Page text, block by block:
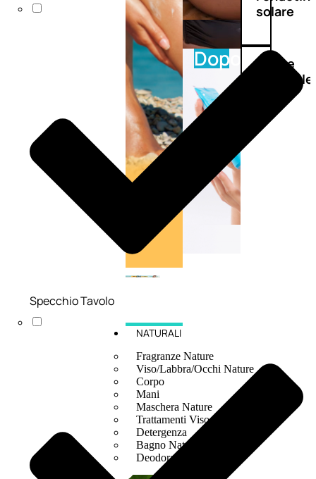
Doposole
solare
Docce
doposole
NATURALI
Fragranze Nature
Viso/Labbra/Occhi Nature
Corpo
Mani
Maschera Nature
Trattamenti Viso
Detergenza
Bagno Nature
Deodoranti
Specchio Tavolo